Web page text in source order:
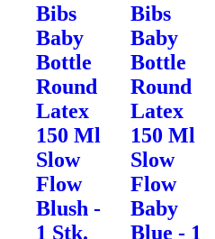
Bibs
Baby
Bottle
Round
Latex
150 Ml
Slow
Flow
Blush -
1 Stk.
Bibs
Baby
Bottle
Round
Latex
150 Ml
Slow
Flow
Baby
Blue - 1